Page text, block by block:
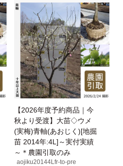
【2026年度予約商品｜今
秋より受渡】大苗◇ウメ
(実梅)青軸(あおじく)[地掘
苗 2014年:4L]～実付実績
～＊農園引取のみ
aojiku20144Lfr-to-pre